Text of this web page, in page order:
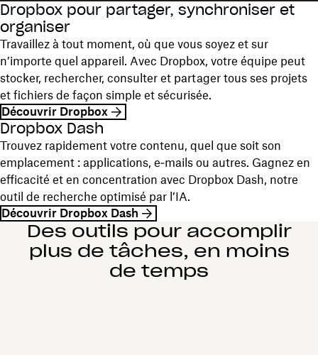
Dropbox pour partager, synchroniser et
organiser
Travaillez à tout moment, où que vous soyez et sur
n’importe quel appareil. Avec Dropbox, votre équipe peut
stocker, rechercher, consulter et partager tous ses projets
et fichiers de façon simple et sécurisée.
Découvrir Dropbox
Dropbox Dash
Trouvez rapidement votre contenu, quel que soit son
emplacement : applications, e‑mails ou autres. Gagnez en
efficacité et en concentration avec Dropbox Dash, notre
outil de recherche optimisé par l’IA.
Découvrir Dropbox Dash
Des outils pour accomplir
plus de tâches, en moins
de temps